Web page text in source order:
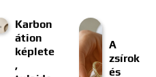
Karbon
átion
képlete
,
A
zsírok
és